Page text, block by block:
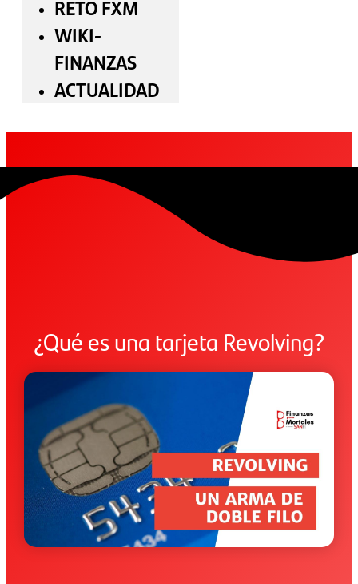
RETO FXM
WIKI-
FINANZAS
ACTUALIDAD
¿Qué es una tarjeta Revolving?